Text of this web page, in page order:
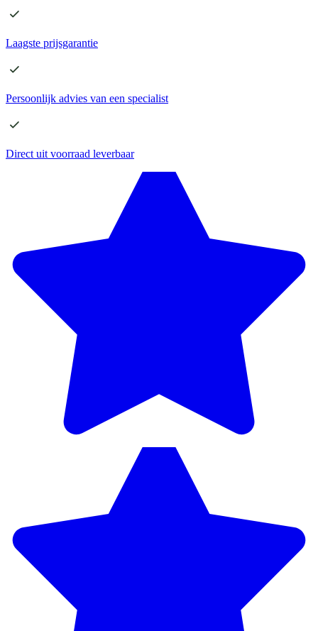
Laagste prijsgarantie
Persoonlijk advies van een specialist
Direct uit voorraad leverbaar